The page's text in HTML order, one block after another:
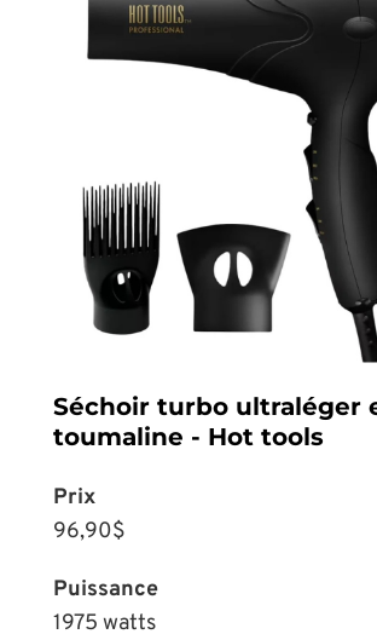
Séchoir turbo ultraléger
toumaline - Hot tools
Prix
96,90$
Puissance
1975 watts